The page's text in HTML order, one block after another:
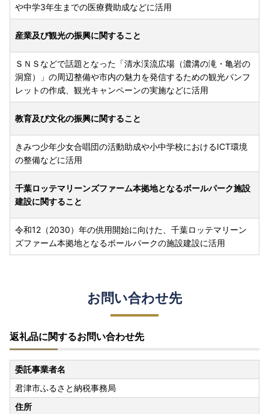
や中学3年生までの医療費助成などに活用
産業及び観光の振興に関すること
ＳＮＳなどで話題となった「清水渓流広場（濃溝の滝・亀岩の
洞窟）」の周辺整備や市内の魅力を発信するための観光パンフ
レットの作成、観光キャンペーンの実施などに活用
教育及び文化の振興に関すること
きみつ少年少女合唱団の活動助成や小中学校におけるICT環境
の整備などに活用
千葉ロッテマリーンズファーム本拠地となるボールパーク施設
建設に関すること
令和12（2030）年の供用開始に向けた、千葉ロッテマリーン
ズファーム本拠地となるボールパークの施設建設に活用
お問い合わせ先
返礼品に関するお問い合わせ先
委託事業者名
君津市ふるさと納税事務局
住所